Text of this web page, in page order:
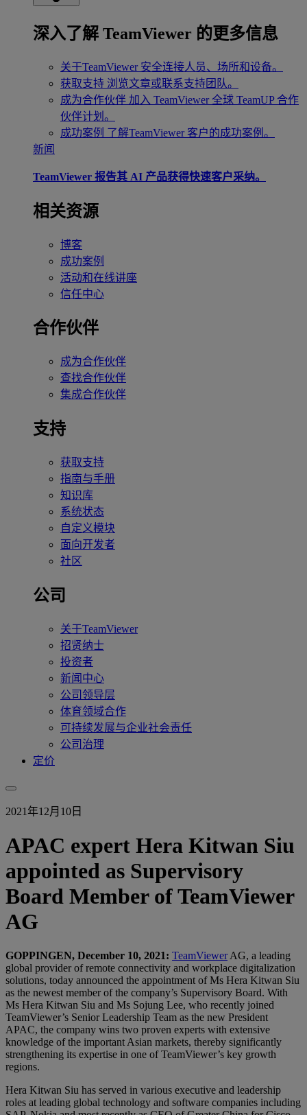
深入了解 TeamViewer 的更多信息
关于TeamViewer 安全连接人员、场所和设备。
获取支持 浏览文章或联系支持团队。
成为合作伙伴 加入 TeamViewer 全球 TeamUP 合作
伙伴计划。
成功案例 了解TeamViewer 客户的成功案例。
新闻
TeamViewer 报告其 AI 产品获得快速客户采纳。
相关资源
博客
成功案例
活动和在线讲座
信任中心
合作伙伴
成为合作伙伴
查找合作伙伴
集成合作伙伴
支持
获取支持
指南与手册
知识库
系统状态
自定义模块
面向开发者
社区
公司
关于TeamViewer
招贤纳士
投资者
新闻中心
公司领导层
体育领域合作
可持续发展与企业社会责任
公司治理
定价
2021年12月10日
APAC expert Hera Kitwan Siu
appointed as Supervisory
Board Member of TeamViewer
AG
GOPPINGEN, December 10, 2021: TeamViewerAG, a leading
global provider of remote connectivity and workplace digitalization
solutions, today announced the appointment of Ms Hera Kitwan Siu
as the newest member of the company’s Supervisory Board. With
Ms Hera Kitwan Siu and Ms Sojung Lee, who recently joined
TeamViewer’s Senior Leadership Team as the new President
APAC, the company wins two proven experts with extensive
knowledge of the important Asian markets, thereby significantly
strengthening its expertise in one of TeamViewer’s key growth
regions.
Hera Kitwan Siu has served in various executive and leadership
roles at leading global technology and software companies including